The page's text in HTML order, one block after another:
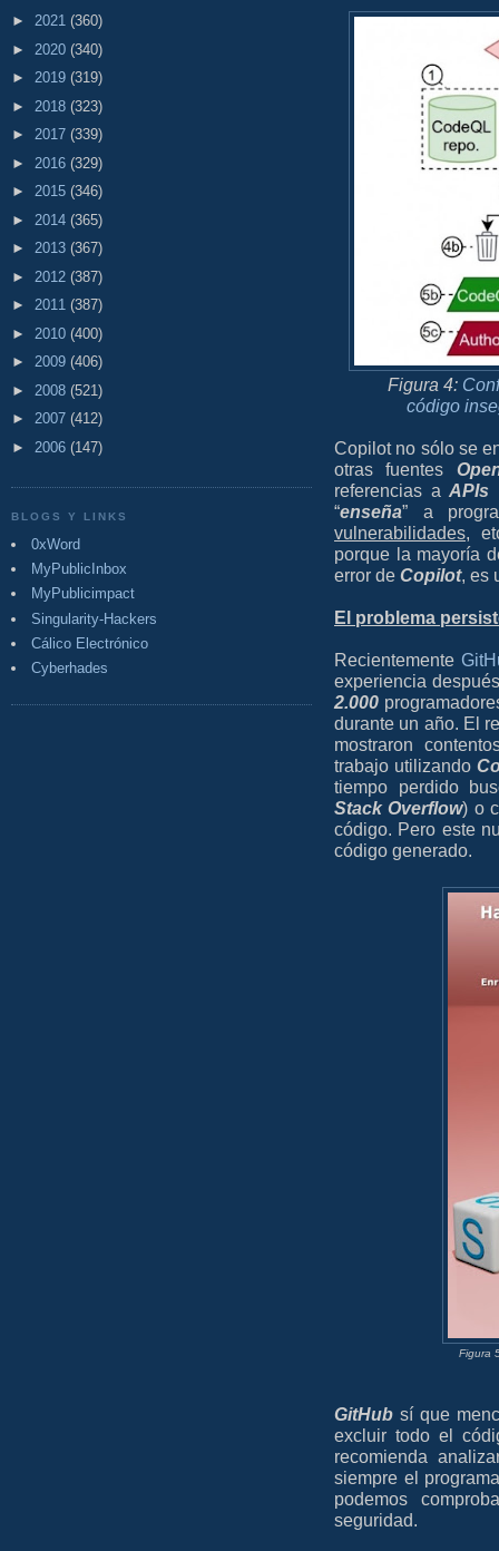
► 2021 (360)
► 2020 (340)
► 2019 (319)
► 2018 (323)
► 2017 (339)
► 2016 (329)
► 2015 (346)
► 2014 (365)
► 2013 (367)
► 2012 (387)
► 2011 (387)
► 2010 (400)
► 2009 (406)
► 2008 (521)
► 2007 (412)
► 2006 (147)
BLOGS Y LINKS
0xWord
MyPublicInbox
MyPublicimpact
Singularity-Hackers
Cálico Electrónico
Cyberhades
Figura 4:
código
Copilot no sólo se
otras fuentes
referencias a APIs
“enseña” a
vulnerabilidades,
porque la mayoría
error de Copilot, es
El problema
Recientemente
experiencia
2.000
durante un año. El
mostraron
trabajo utilizando
tiempo perdido
Stack Overflow) o
código. Pero este
código generado.
Figura
GitHub sí que
excluir todo el
recomienda
siempre el
podemos
seguridad.